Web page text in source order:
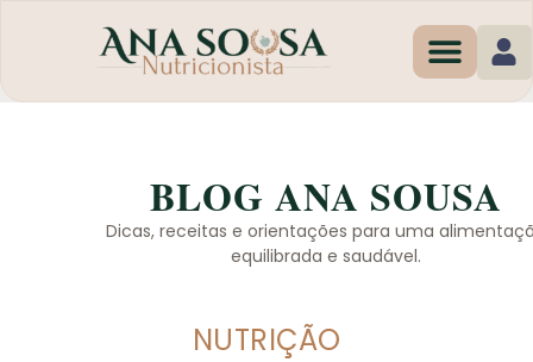
BLOG ANA SOUSA
Dicas, receitas e orientações para uma
equilibrada e saudável.
NUTRIÇÃO